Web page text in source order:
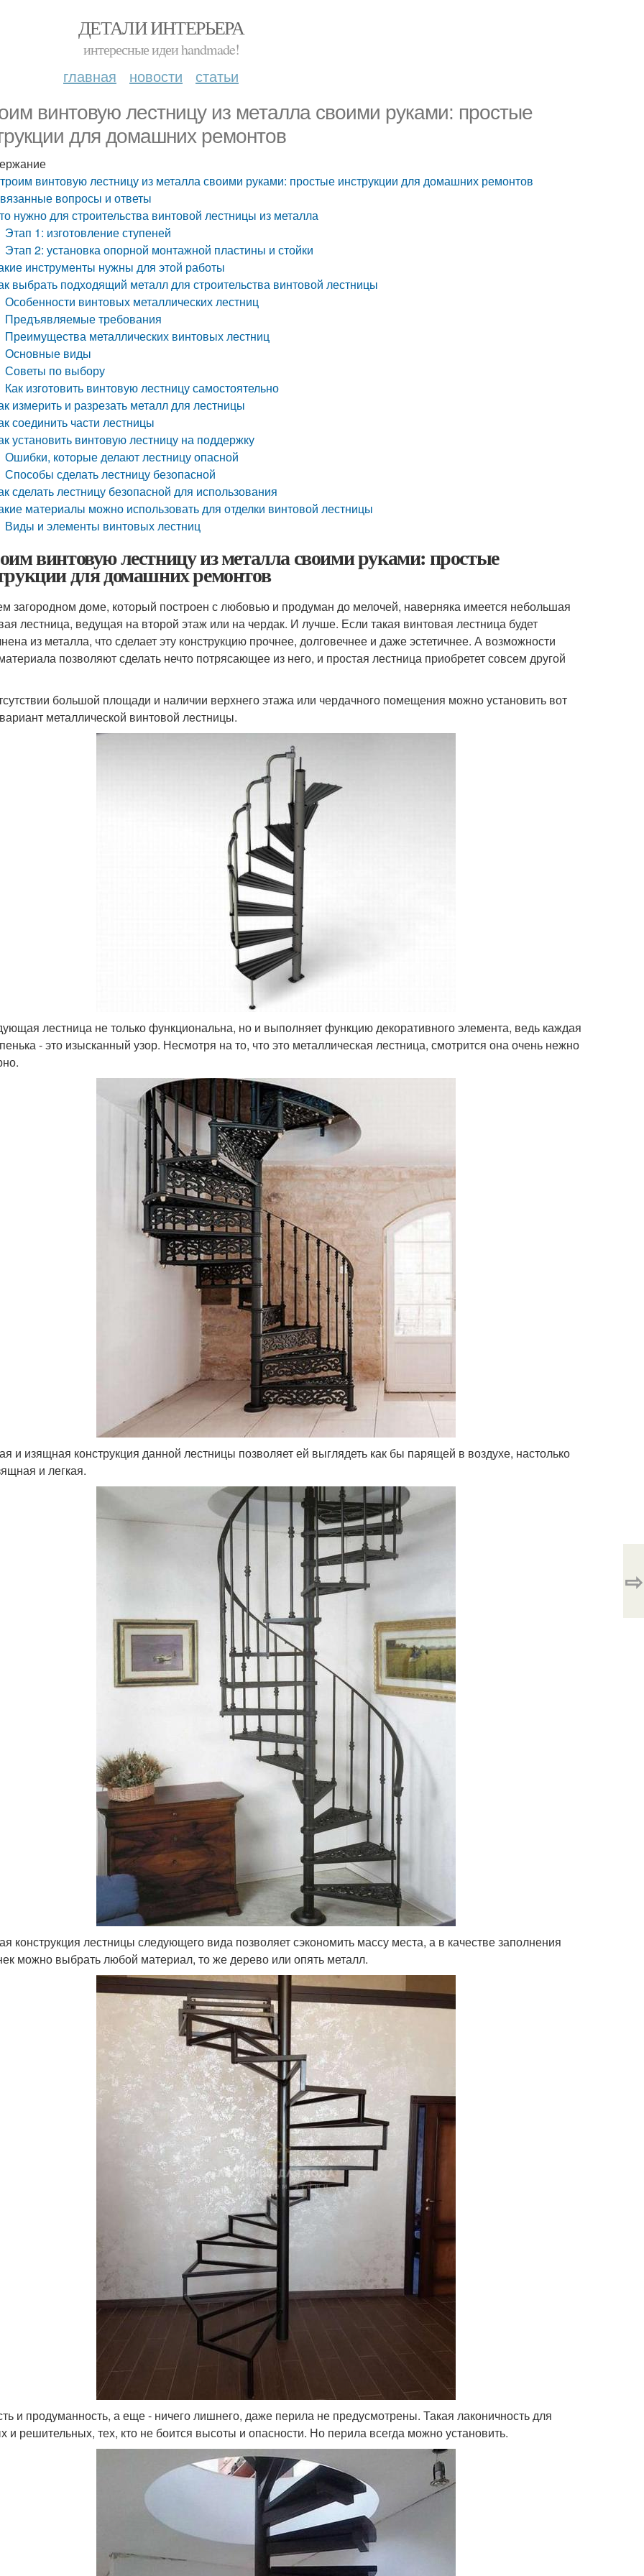
ДЕТАЛИ ИНТЕРЬЕРА
интересные идеи handmade!
главная новости статьи
винтовую лестницу из металла своими руками: простые
для домашних ремонтов
винтовую лестницу из металла своими руками: простые инструкции для домашних ремонтов
вопросы и ответы
нужно для строительства винтовой лестницы из металла
Этап 1: изготовление ступеней
Этап 2: установка опорной монтажной пластины и стойки
инструменты нужны для этой работы
выбрать подходящий металл для строительства винтовой лестницы
Особенности винтовых металлических лестниц
Предъявляемые требования
Преимущества металлических винтовых лестниц
Основные виды
Советы по выбору
Как изготовить винтовую лестницу самостоятельно
измерить и разрезать металл для лестницы
соединить части лестницы
установить винтовую лестницу на поддержку
Ошибки, которые делают лестницу опасной
Способы сделать лестницу безопасной
сделать лестницу безопасной для использования
материалы можно использовать для отделки винтовой лестницы
Виды и элементы винтовых лестниц
винтовую лестницу из металла своими руками: простые
для домашних ремонтов
загородном доме, который построен с любовью и продуман до мелочей, наверняка имеется небольшая
лестница, ведущая на второй этаж или на чердак. И лучше. Если такая винтовая лестница будет
из металла, что сделает эту конструкцию прочнее, долговечнее и даже эстетичнее. А возможности
позволяют сделать нечто потрясающее из него, и простая лестница приобретет совсем другой
большой площади и наличии верхнего этажа или чердачного помещения можно установить вот
металлической винтовой лестницы.
лестница не только функциональна, но и выполняет функцию декоративного элемента, ведь каждая
- это изысканный узор. Несмотря на то, что это металлическая лестница, смотрится она очень нежно
и изящная конструкция данной лестницы позволяет ей выглядеть как бы парящей в воздухе, настолько
и легкая.
конструкция лестницы следующего вида позволяет сэкономить массу места, а в качестве заполнения
можно выбрать любой материал, то же дерево или опять металл.
и продуманность, а еще - ничего лишнего, даже перила не предусмотрены. Такая лаконичность для
и решительных, тех, кто не боится высоты и опасности. Но перила всегда можно установить.
⇨